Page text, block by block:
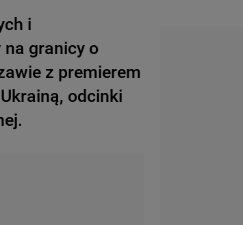
i
na granicy o
z premierem
odcinki